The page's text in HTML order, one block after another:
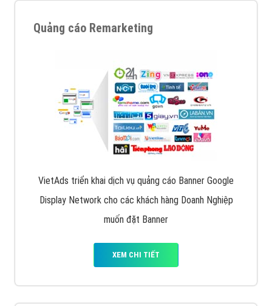
Quảng cáo Remarketing
VietAds triển khai dịch vụ quảng cáo Banner Google
Display Network cho các khách hàng Doanh Nghiệp
muốn đặt Banner
XEM CHI TIẾT